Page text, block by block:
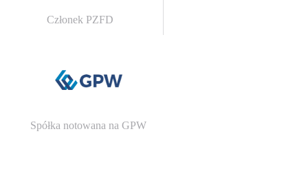
Członek PZFD
Spółka notowana na GPW